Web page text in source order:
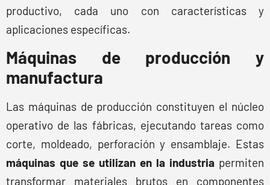
productivo, cada uno con características y
aplicaciones específicas.
Máquinas de producción y
manufactura
Las máquinas de producción constituyen el núcleo
operativo de las fábricas, ejecutando tareas como
corte, moldeado, perforación y ensamblaje. Estas
máquinas que se utilizan en la industria permiten
transformar materiales brutos en componentes